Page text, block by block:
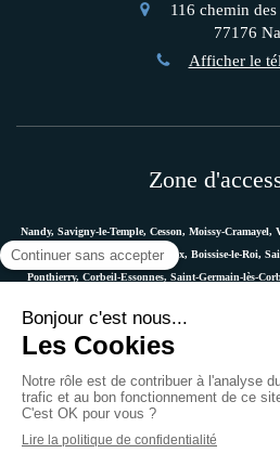
116 chemin
77176
Afficher le
Zone
Nandy, Savigny-le-Temple, Cesson, Moissy-
Seine, Le Coudray-Montceaux, Boissise-le-Roi,
Ponthierry, Corbeil-Essonnes, Saint-Germain-lès-
Boussy-Saint-
Plan du site